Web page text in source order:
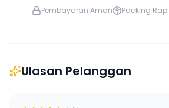
Pembayaran Aman Packing Rapi
Ulasan Pelanggan